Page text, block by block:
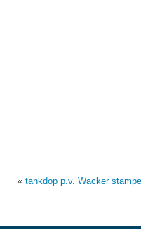
« tankdop p.v. Wacker